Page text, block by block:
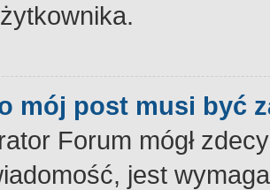
mój post musi być
Forum mógł
jest